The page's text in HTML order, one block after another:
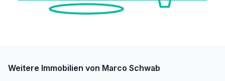
Weitere Immobilien von Marco Schwab